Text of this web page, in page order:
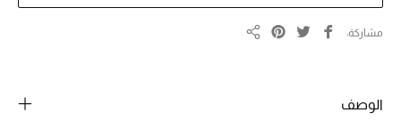
ركن أناقة المنتجعات
مشاركة
الوصف